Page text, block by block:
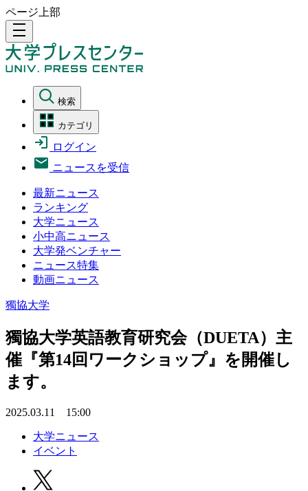
ページ上部
density_medium
検索
カテゴリ
ログイン
ニュースを受信
最新ニュース
ランキング
大学ニュース
小中高ニュース
大学発ベンチャー
ニュース特集
動画ニュース
獨協大学
獨協大学英語教育研究会（DUETA）主
催『第14回ワークショップ』を開催し
ます。
2025.03.11 15:00
大学ニュース
イベント